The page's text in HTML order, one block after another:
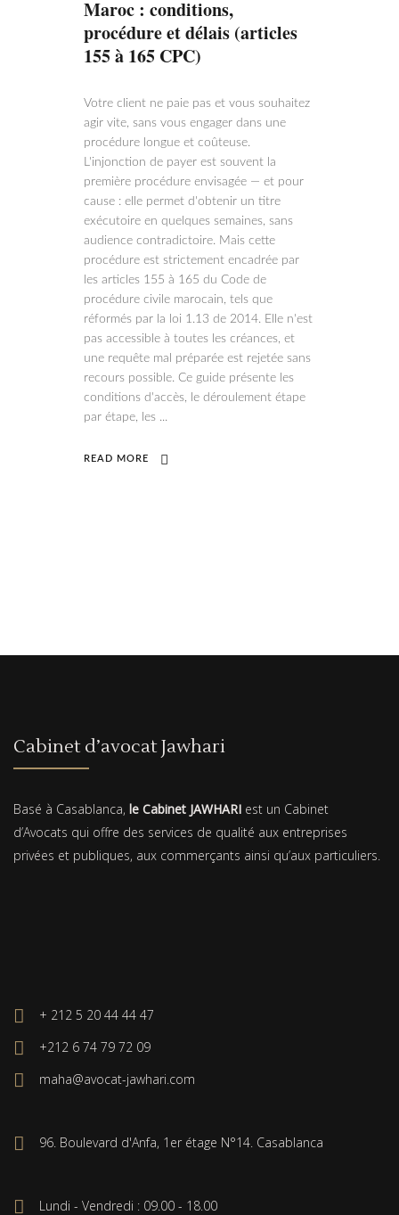
Maroc : conditions,
procédure et délais (articles
155 à 165 CPC)
Votre client ne paie pas et vous souhaitez
agir vite, sans vous engager dans une
procédure longue et coûteuse.
L'injonction de payer est souvent la
première procédure envisagée — et pour
cause : elle permet d'obtenir un titre
exécutoire en quelques semaines, sans
audience contradictoire. Mais cette
procédure est strictement encadrée par
les articles 155 à 165 du Code de
procédure civile marocain, tels que
réformés par la loi 1.13 de 2014. Elle n'est
pas accessible à toutes les créances, et
une requête mal préparée est rejetée sans
recours possible. Ce guide présente les
conditions d'accès, le déroulement étape
par étape, les
READ MORE
Cabinet d’avocat Jawhari
Basé à Casablanca, le Cabinet JAWHARI est un Cabinet
d’Avocats qui offre des services de qualité aux entreprises
privées et publiques, aux commerçants ainsi qu’aux particuliers.
+ 212 5 20 44 44 47
+212 6 74 79 72 09
maha@avocat-jawhari.com
96. Boulevard d'Anfa, 1er étage N°14. Casablanca
Lundi - Vendredi : 09.00 - 18.00